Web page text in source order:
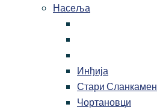
Насеља
Инђија
Стари Сланкамен
Чортановци